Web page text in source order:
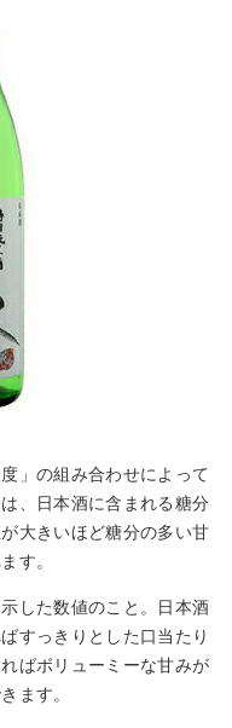
」の組み合わせによって
、日本酒に含まれる糖分
大きいほど糖分の多い甘
す。
した数値のこと。日本酒
すっきりとした口当たり
ばボリューミーな甘みが
ます。